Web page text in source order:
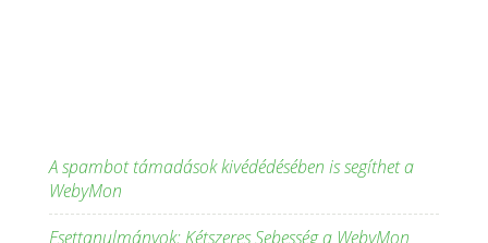
A spambot támadások kivédédésében is segíthet a
WebyMon
Esettanulmányok: Kétszeres Sebesség a WebyMon